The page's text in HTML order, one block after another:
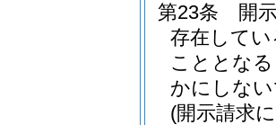
第23条
開
存在して
こととな
かにしな
(開示請求